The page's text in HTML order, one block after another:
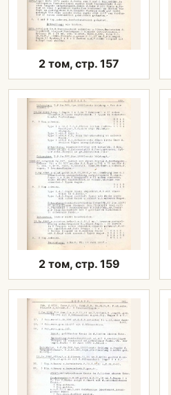
2 том, стр. 157
2 том, стр. 159